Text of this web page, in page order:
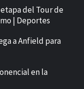
del Tour de
| Deportes
a Anfield para
en la